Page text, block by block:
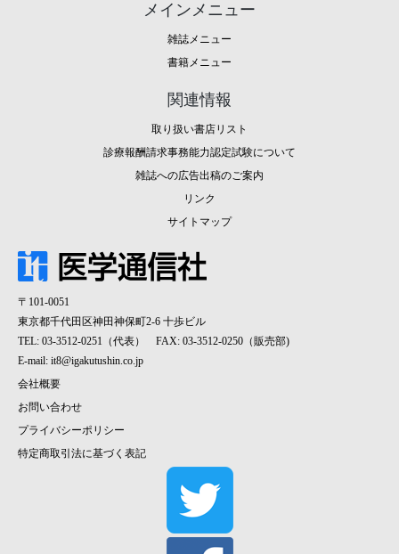
メインメニュー
雑誌メニュー
書籍メニュー
関連情報
取り扱い書店リスト
診療報酬請求事務能力認定試験について
雑誌への広告出稿のご案内
リンク
サイトマップ
〒101-0051
東京都千代田区神田神保町2-6 十歩ビル
TEL: 03-3512-0251（代表） FAX: 03-3512-0250（販売部)
E-mail: it8@igakutushin.co.jp
会社概要
お問い合わせ
プライバシーポリシー
特定商取引法に基づく表記